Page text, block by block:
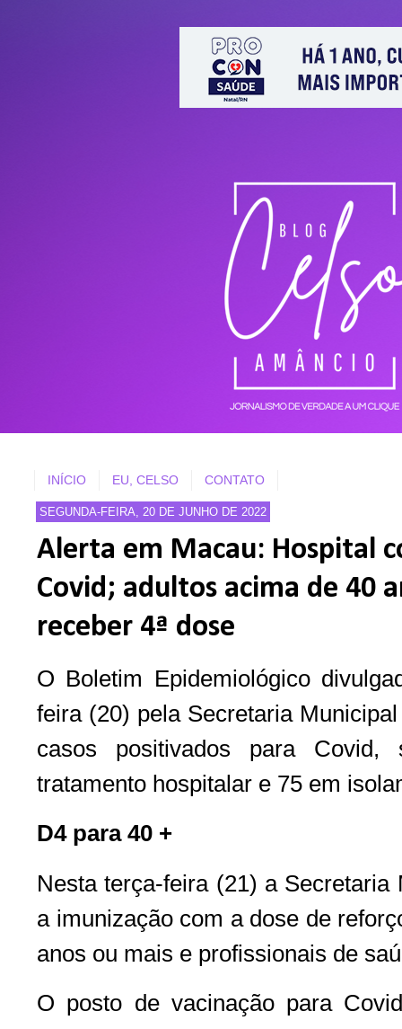
INÍCIO EU, CELSO CONTATO
SEGUNDA-FEIRA, 20 DE JUNHO DE 2022
Alerta em Macau: Hospital
Covid; adultos acima de 40
receber 4ª dose
O Boletim Epidemiológico
feira (20) pela Secretaria
casos positivados para Covid,
tratamento hospitalar e 75 em
D4 para 40 +
Nesta terça-feira (21) a
a imunização com a dose de
anos ou mais e profissionais de
O posto de vacinação para